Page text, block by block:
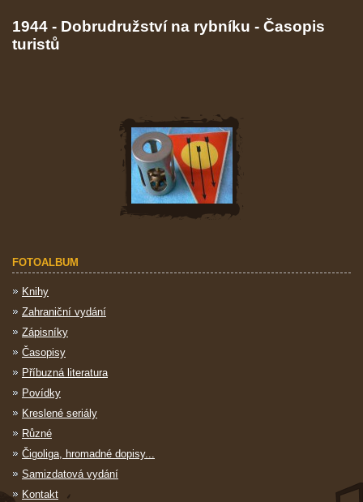
1944 - Dobrudružství na rybníku - Časopis
turistů
FOTOALBUM
Knihy
Zahraniční vydání
Zápisníky
Časopisy
Příbuzná literatura
Povídky
Kreslené seriály
Různé
Čigoliga, hromadné dopisy...
Samizdatová vydání
Kontakt